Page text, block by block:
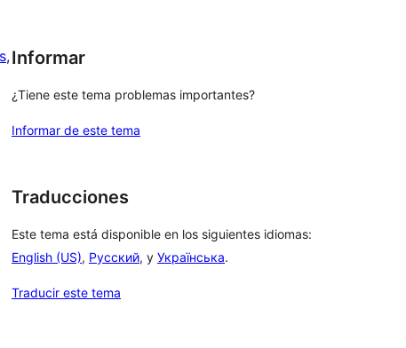
, Informar
¿Tiene este tema problemas importantes?
Informar de este tema
Traducciones
Este tema está disponible en los siguientes idiomas:
English (US), Русский, y Українська.
Traducir este tema